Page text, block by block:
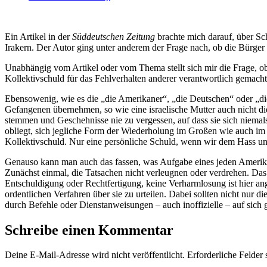
Ein Artikel in derSüddeutschen Zeitung brachte mich darauf, über
Irakern. Der Autor ging unter anderem der Frage nach, ob die
Unabhängig vom Artikel oder vom Thema stellt sich mir die Frage,
Kollektivschuld für das Fehlverhalten anderer verantwortlich
Ebensowenig, wie es die „die Amerikaner“, „die Deutschen“ oder
Gefangenen übernehmen, so wie eine israelische Mutter auch nicht
stemmen und Geschehnisse nie zu vergessen, auf dass sie sich
obliegt, sich jegliche Form der Wiederholung im Großen wie auch
Kollektivschuld. Nur eine persönliche Schuld, wenn wir dem Hass
Genauso kann man auch das fassen, was Aufgabe eines jeden
Zunächst einmal, die Tatsachen nicht verleugnen oder verdrehen.
Entschuldigung oder Rechtfertigung, keine Verharmlosung ist hier
ordentlichen Verfahren über sie zu urteilen. Dabei sollten nicht nur
durch Befehle oder Dienstanweisungen – auch inoffizielle – auf sich
Schreibe einen Kommentar
Deine E-Mail-Adresse wird nicht veröffentlicht. Erforderliche Felder